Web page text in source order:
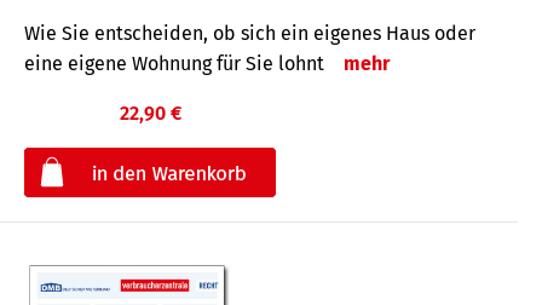
Wie Sie entscheiden, ob sich ein eigenes Haus oder
eine eigene Wohnung für Sie lohnt
mehr
22,90 €